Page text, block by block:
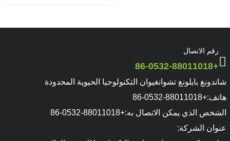
رقم الاتصال
+86-0532-88011018
شاندونغ بايلونغ تشوانغيوان التكنولوجيا الحيوية المحدودة
هاتف:+86-0532-88011018
الشخص الذي يمكن الاتصال به:+86-0532-88011018
عنوان الشركة: